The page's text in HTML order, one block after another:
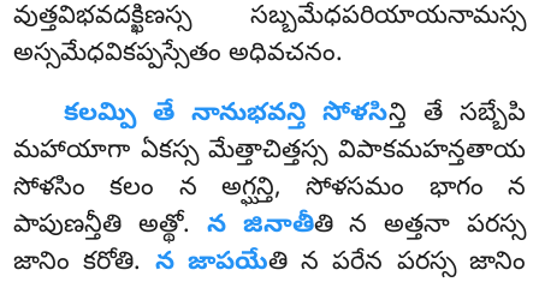
వుత్తవిభవదక్ఖిణస్స సబ్బమేధపరియాయనామస్స
అస్సమేధవికప్పస్సేతం అధివచనం.
కలమ్పి తే నానుభవన్తి సోళసిన్తి తే సబ్బేపి
మహాయాగా ఏకస్స మేత్తాచిత్తస్స విపాకమహన్తతాయ
సోళసిం కలం న అగ్ఘన్తి, సోళసమం భాగం న
పాపుణన్తీతి అత్థో. న జినాతీతి న అత్తనా పరస్స
జానిం కరోతి. న జాపయేతి న పరేన పరస్స జానిం